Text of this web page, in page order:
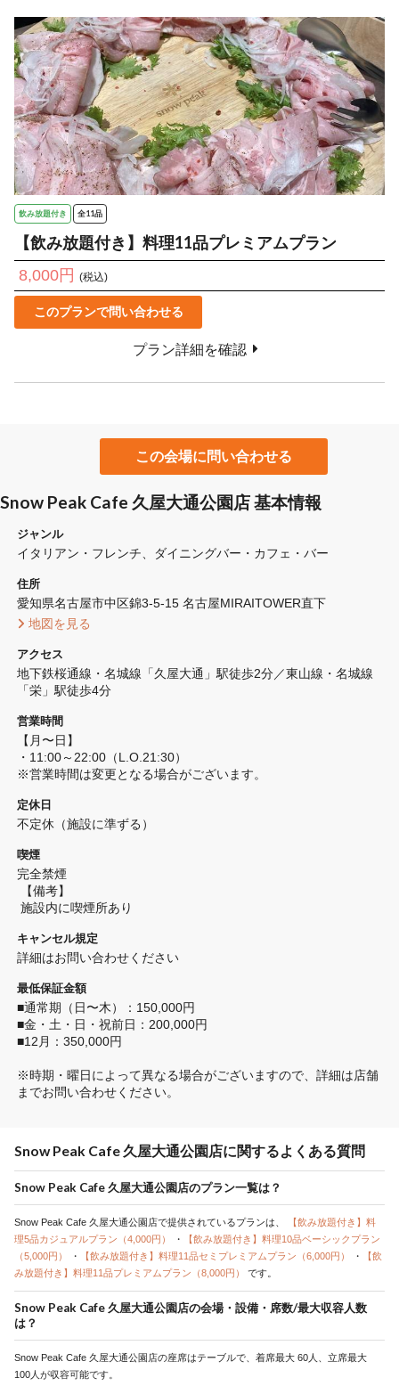
飲み放題付き 全11品
【飲み放題付き】料理11品プレミアムプラン
8,000円 (税込)
このプランで問い合わせる
プラン詳細を確認
この会場に問い合わせる
Snow Peak Cafe 久屋大通公園店 基本情報
ジャンル
イタリアン・フレンチ ダイニングバー・カフェ・バー
住所
愛知県名古屋市中区錦3-5-15 名古屋MIRAITOWER直下
地図を見る
アクセス
地下鉄桜通線・名城線「久屋大通」駅徒歩2分／東山線・名城線
「栄」駅徒歩4分
営業時間
【月〜日】
・11:00～22:00（L.O.21:30）
※営業時間は変更となる場合がございます。
定休日
不定休（施設に準ずる）
喫煙
完全禁煙
【備考】
施設内に喫煙所あり
キャンセル規定
詳細はお問い合わせください
最低保証金額
■通常期（日〜木）：150,000円
■金・土・日・祝前日：200,000円
■12月：350,000円
※時期・曜日によって異なる場合がございますので、詳細は店舗
までお問い合わせください。
Snow Peak Cafe 久屋大通公園店に関するよくある質問
Snow Peak Cafe 久屋大通公園店のプラン一覧は？
Snow Peak Cafe 久屋大通公園店で提供されているプランは、
【飲み放題付き】料
理5品カジュアルプラン（4,000円）
・
【飲み放題付き】料理10品ベーシックプラン
（5,000円）
・ 【飲み放題付き】料理11品セミプレミアムプラン（6,000円） ・
【飲
み放題付き】料理11品プレミアムプラン（8,000円） です。
Snow Peak Cafe 久屋大通公園店の会場・設備・席数/最大収容人数
は？
Snow Peak Cafe 久屋大通公園店の座席はテーブルで、着席最大 60人、立席最大
100人が収容可能です。